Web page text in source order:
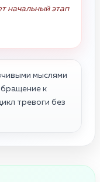
начальный этап
мыслями
к
тревоги без